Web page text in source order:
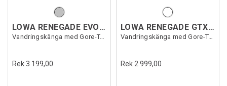
LOWA RENEGADE EVO GTX MID WS
Vandringskänga med Gore-Tex dam
Rek 3 199,00
LOWA RENEGADE GTX MID WS
Vandringskänga med Gore-Tex dam
Rek 2 999,00